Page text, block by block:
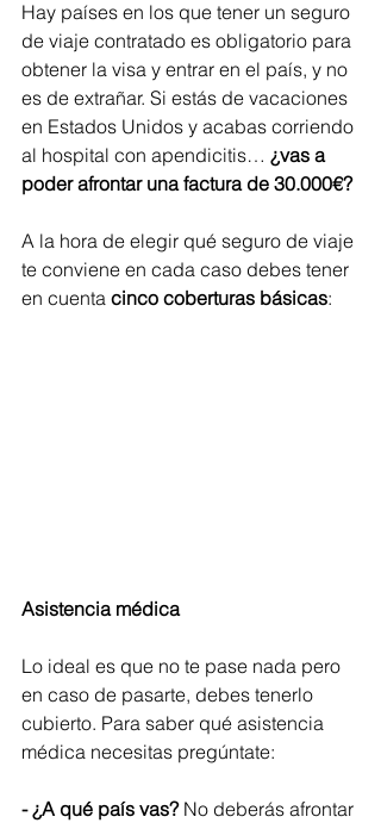
Hay países en los que tener un seguro
de viaje contratado es obligatorio para
obtener la visa y entrar en el país, y no
es de extrañar. Si estás de vacaciones
en Estados Unidos y acabas corriendo
al hospital con apendicitis… ¿vas a
poder afrontar una factura de 30.000€?
A la hora de elegir qué seguro de viaje
te conviene en cada caso debes tener
en cuenta cinco coberturas básicas:
Asistencia médica
Lo ideal es que no te pase nada pero
en caso de pasarte, debes tenerlo
cubierto. Para saber qué asistencia
médica necesitas pregúntate:
- ¿A qué país vas? No deberás afrontar